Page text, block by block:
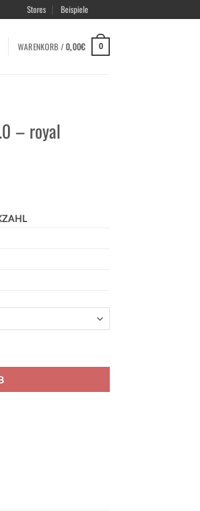
Stores Beispiele
WARENKORB /0,00€ 0
– royal